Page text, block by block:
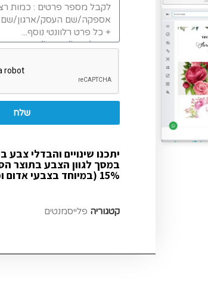
שלח
יתכנו שינויים והבדלי צבע
במסך לגוון הצבע בתוצר
15% (במיוחד בצבעי אדום וכחול).
קטגוריה פלייסמנטים